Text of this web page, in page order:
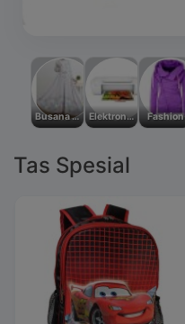
Busana Muslim Elektronik Rumah Tangga Fashion
Tas Spesial